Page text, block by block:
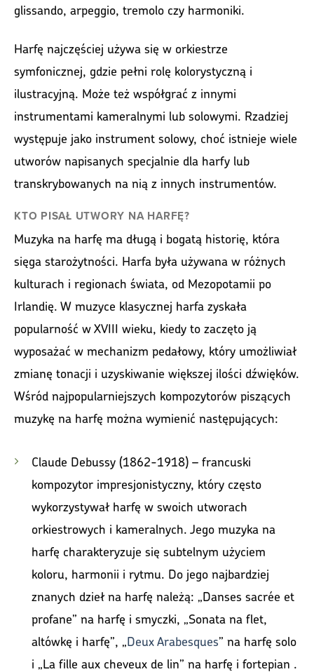
glissando, arpeggio, tremolo czy harmoniki.
Harfę najczęściej używa się w orkiestrze
symfonicznej, gdzie pełni rolę kolorystyczną i
ilustracyjną. Może też współgrać z innymi
instrumentami kameralnymi lub solowymi. Rzadziej
występuje jako instrument solowy, choć istnieje wiele
utworów napisanych specjalnie dla harfy lub
transkrybowanych na nią z innych instrumentów.
KTO PISAŁ UTWORY NA HARFĘ?
Muzyka na harfę ma długą i bogatą historię, która
sięga starożytności. Harfa była używana w różnych
kulturach i regionach świata, od Mezopotamii po
Irlandię. W muzyce klasycznej harfa zyskała
popularność w XVIII wieku, kiedy to zaczęto ją
wyposażać w mechanizm pedałowy, który umożliwiał
zmianę tonacji i uzyskiwanie większej ilości dźwięków.
Wśród najpopularniejszych kompozytorów piszących
muzykę na harfę można wymienić następujących:
Claude Debussy (1862-1918) – francuski
kompozytor impresjonistyczny, który często
wykorzystywał harfę w swoich utworach
orkiestrowych i kameralnych. Jego muzyka na
harfę charakteryzuje się subtelnym użyciem
koloru, harmonii i rytmu. Do jego najbardziej
znanych dzieł na harfę należą: „Danses sacrée et
profane” na harfę i smyczki, „Sonata na flet,
altówkę i harfę”, „Deux Arabesques” na harfę solo
i „La fille aux cheveux de lin” na harfę i fortepian .